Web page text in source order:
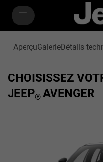
AperçuGalerieDétails
CHOISISSEZ
JEEP® AVENGER